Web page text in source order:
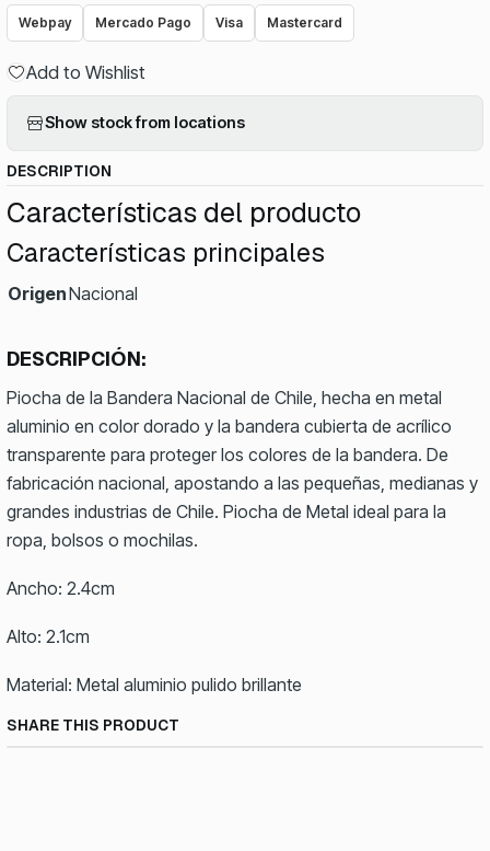
Webpay Mercado Pago Visa Mastercard
Add to Wishlist
Show stock from locations
DESCRIPTION
Características del producto
Características principales
OrigenNacional
DESCRIPCIÓN:
Piocha de la Bandera Nacional de Chile, hecha en metal
aluminio en color dorado y la bandera cubierta de acrílico
transparente para proteger los colores de la bandera. De
fabricación nacional, apostando a las pequeñas, medianas y
grandes industrias de Chile. Piocha de Metal ideal para la
ropa, bolsos o mochilas.
Ancho: 2.4cm
Alto: 2.1cm
Material: Metal aluminio pulido brillante
SHARE THIS PRODUCT